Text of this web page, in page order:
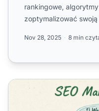
rankingowe,
zoptymalizować
Nov 28, 2025 8 min
Dlaczego SEO jest